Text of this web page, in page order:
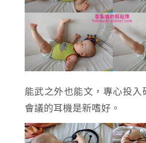
能武之外也能文，專心投入
會議的耳機是新嗜好。